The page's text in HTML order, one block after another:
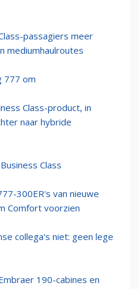
passagiers meer
mediumhaulroutes
777 om
Class-product, in
naar hybride
Class
300ER's van nieuwe
Comfort voorzien
collega's niet: geen lege
190-cabines en